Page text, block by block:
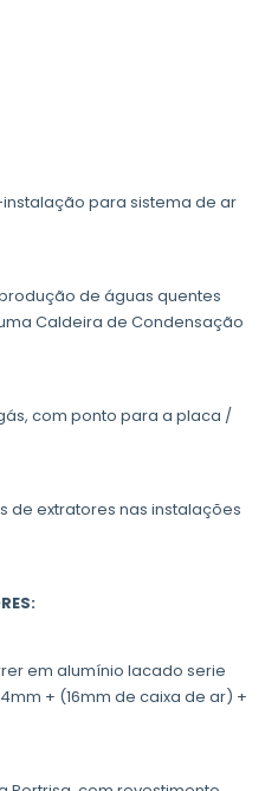
instalação para sistema de ar
produção de águas quentes
Caldeira de Condensação
gás, com ponto para a placa /
de extratores nas instalações
em alumínio lacado serie
+ (16mm de caixa de ar) +